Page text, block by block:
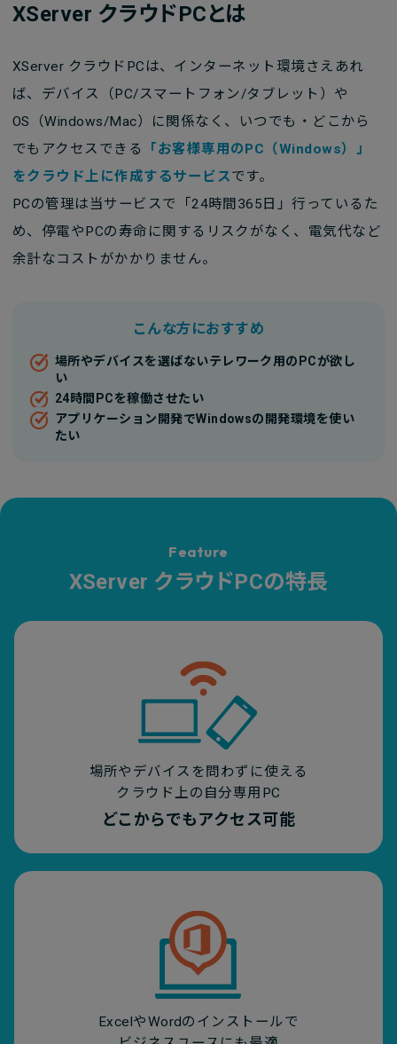
XServer クラウドPCとは
XServer クラウドPCは、インターネット環境さえあれ
ば、デバイス（PC/スマートフォン/タブレット）や
OS（Windows/Mac）に関係なく、いつでも・どこから
でもアクセスできる
「お客様専用のPC（Windows）」
をクラウド上に作成するサービスです。
PCの管理は当サービスで「24時間365日」行っているた
め、停電やPCの寿命に関するリスクがなく、電気代など
余計なコストがかかりません。
こんな方におすすめ
場所やデバイスを選ばないテレワーク用のPCが欲し
い
24時間PCを稼働させたい
アプリケーション開発でWindowsの開発環境を使い
たい
Feature
XServer クラウドPCの特長
場所やデバイスを問わずに使える
クラウド上の自分専用PC
どこからでもアクセス可能
ExcelやWordのインストールで